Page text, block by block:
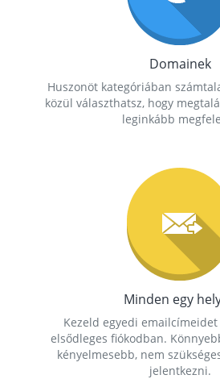
Domainek
Huszonöt kategóriában
közül választhatsz, hogy
leginkább
Minden egy
Kezeld egyedi emailcímeidet
elsődleges fiókodban.
kényelmesebb, nem
jelentkezni.